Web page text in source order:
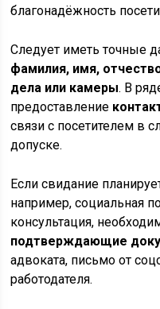
благонадёжность
Следует иметь точные
фамилия, имя,
дела или камеры. В
предоставление
связи с посетителем в
допуске.
Если свидание
например, социальная
консультация,
подтверждающие
адвоката, письмо от
работодателя.